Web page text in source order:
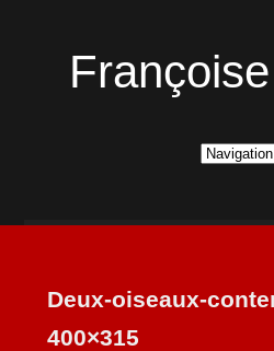
Deux-oiseaux-
400×315